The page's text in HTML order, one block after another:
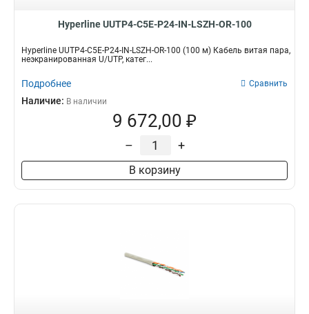
Hyperline UUTP4-C5E-P24-IN-LSZH-OR-100
Hyperline UUTP4-C5E-P24-IN-LSZH-OR-100 (100 м) Кабель витая пара,
неэкранированная U/UTP, катег...
Подробнее Сравнить
Наличие: В наличии
9 672,00 ₽
– +
В корзину